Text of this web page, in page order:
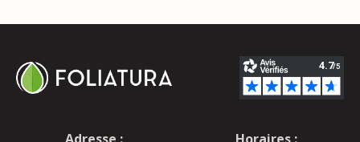
Adresse :
Horaires :